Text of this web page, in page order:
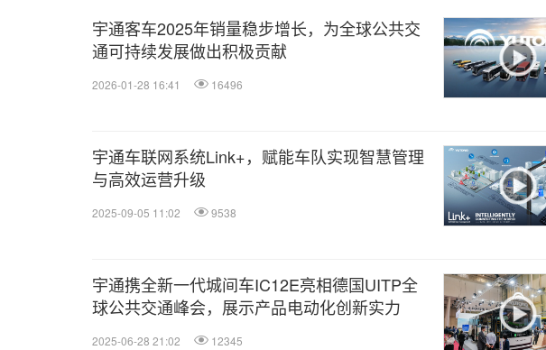
宇通客车2025年销量稳步增长，为全球公共交
通可持续发展做出积极贡献
2026-01-28 16:41 16496
宇通车联网系统Link+，赋能车队实现智慧管理
与高效运营升级
2025-09-05 11:02 9538
宇通携全新一代城间车IC12E亮相德国UITP全
球公共交通峰会，展示产品电动化创新实力
2025-06-28 21:02 12345